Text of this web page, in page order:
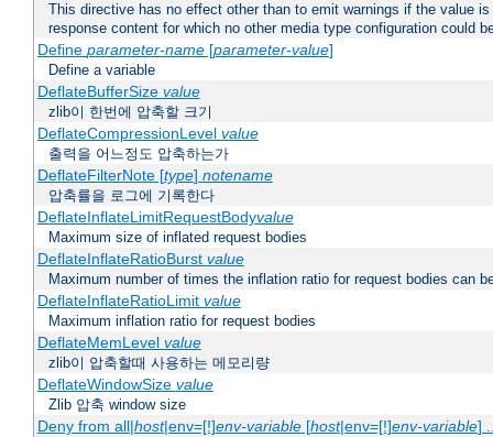
This directive has no effect other than to emit warnings if the value
response content for which no other media type configuration could
Define parameter-name[parameter-value]
Define a variable
DeflateBufferSize value
zlib이 한번에 압축할 크기
DeflateCompressionLevel value
출력을 어느정도 압축하는가
DeflateFilterNote [type] notename
압축률을 로그에 기록한다
DeflateInflateLimitRequestBodyvalue
Maximum size of inflated request bodies
DeflateInflateRatioBurst value
Maximum number of times the inflation ratio for request bodies can
DeflateInflateRatioLimit value
Maximum inflation ratio for request bodies
DeflateMemLevel value
zlib이 압축할때 사용하는 메모리량
DeflateWindowSize value
Zlib 압축 window size
Deny from all|host|env=[!]env-variable[host|env=[!]env-variable]